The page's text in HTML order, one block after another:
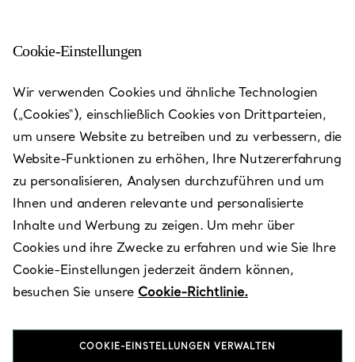
Ginza Mitsukoshi
Heute bis 20:00 geöffnet
VEREINBAREN SIE EINEN TERMIN
Verfügbare Leistungen
0120-290-036
Cookie-Einstellungen
Wir verwenden Cookies und ähnliche Technologien
(„Cookies“), einschließlich Cookies von Drittparteien,
um unsere Website zu betreiben und zu verbessern, die
Website-Funktionen zu erhöhen, Ihre Nutzererfahrung
zu personalisieren, Analysen durchzuführen und um
Ihnen und anderen relevante und personalisierte
Inhalte und Werbung zu zeigen. Um mehr über
Cookies und ihre Zwecke zu erfahren und wie Sie Ihre
Cookie-Einstellungen jederzeit ändern können,
besuchen Sie unsere Cookie-Richtlinie.
COOKIE-EINSTELLUNGEN VERWALTEN